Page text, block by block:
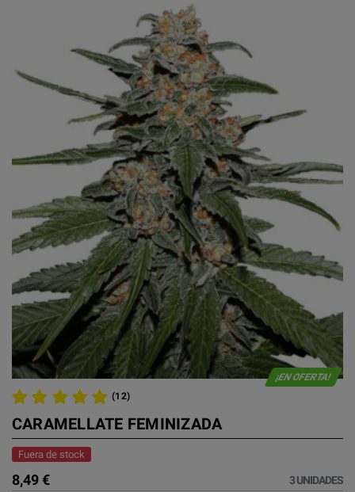
¡EN OFERTA!
(12)
CARAMELLATE FEMINIZADA
Fuera de stock
8,49 € 3 UNIDADES